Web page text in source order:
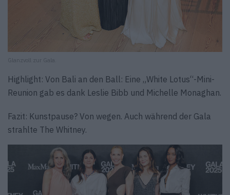
Glanzvoll zur Gala.
Highlight: Von Bali an den Ball: Eine „White Lotus“-Mini-
Reunion gab es dank Leslie Bibb und Michelle Monaghan.
Fazit: Kunstpause? Von wegen. Auch während der Gala
strahlte The Whitney.